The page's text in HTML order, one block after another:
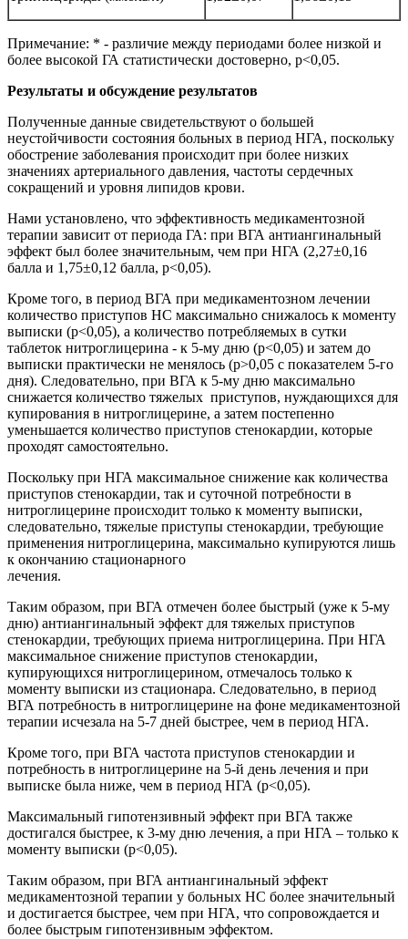
Примечание: * - различие между периодами более низкой и
более высокой ГА статистически достоверно, p<0,05.
Результаты и обсуждение результатов
Полученные данные свидетельствуют о большей
неустойчивости состояния больных в период НГА, поскольку
обострение заболевания происходит при более низких
значениях артериального давления, частоты сердечных
сокращений и уровня липидов крови.
Нами установлено, что эффективность медикаментозной
терапии зависит от периода ГА: при ВГА антиангинальный
эффект был более значительным, чем при НГА (2,27±0,16
балла и 1,75±0,12 балла, p<0,05).
Кроме того, в период ВГА при медикаментозном лечении
количество приступов НС максимально снижалось к моменту
выписки (p<0,05), а количество потребляемых в сутки
таблеток нитроглицерина - к 5-му дню (p<0,05) и затем до
выписки практически не менялось (p>0,05 с показателем 5-го
дня). Следовательно, при ВГА к 5-му дню максимально
снижается количество тяжелых приступов, нуждающихся для
купирования в нитроглицерине, а затем постепенно
уменьшается количество приступов стенокардии, которые
проходят самостоятельно.
Поскольку при НГА максимальное снижение как количества
приступов стенокардии, так и суточной потребности в
нитроглицерине происходит только к моменту выписки,
следовательно, тяжелые приступы стенокардии, требующие
применения нитроглицерина, максимально купируются лишь
к окончанию стационарного
лечения.
Таким образом, при ВГА отмечен более быстрый (уже к 5-му
дню) антиангинальный эффект для тяжелых приступов
стенокардии, требующих приема нитроглицерина. При НГА
максимальное снижение приступов стенокардии,
купирующихся нитроглицерином, отмечалось только к
моменту выписки из стационара. Следовательно, в период
ВГА потребность в нитроглицерине на фоне медикаментозной
терапии исчезала на 5-7 дней быстрее, чем в период НГА.
Кроме того, при ВГА частота приступов стенокардии и
потребность в нитроглицерине на 5-й день лечения и при
выписке была ниже, чем в период НГА (p<0,05).
Максимальный гипотензивный эффект при ВГА также
достигался быстрее, к 3-му дню лечения, а при НГА – только к
моменту выписки (p<0,05).
Таким образом, при ВГА антиангинальный эффект
медикаментозной терапии у больных НС более значительный
и достигается быстрее, чем при НГА, что сопровождается и
более быстрым гипотензивным эффектом.